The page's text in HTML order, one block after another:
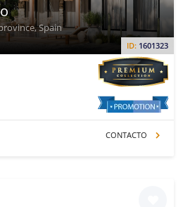
ID: 1601323
Spain
CONTACTO